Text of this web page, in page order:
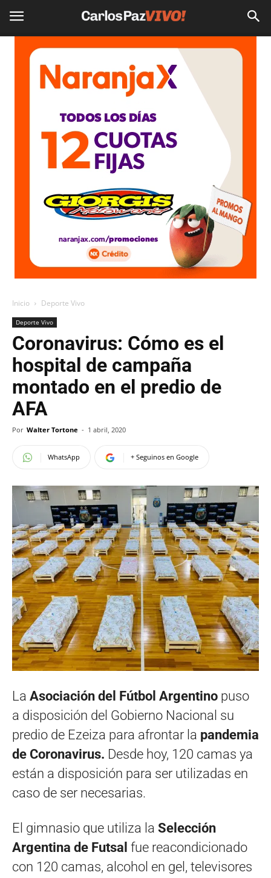
Inicio Deporte Vivo
Deporte Vivo
Coronavirus: Cómo es el
hospital de campaña
montado en el predio de
AFA
Por Walter Tortone - 1 abril, 2020
WhatsApp + Seguinos en Google
La Asociación del Fútbol Argentino puso
a disposición del Gobierno Nacional su
predio de Ezeiza para afrontar la pandemia
de Coronavirus. Desde hoy, 120 camas ya
están a disposición para ser utilizadas en
caso de ser necesarias.
El gimnasio que utiliza la Selección
Argentina de Futsal fue reacondicionado
con 120 camas, alcohol en gel, televisores